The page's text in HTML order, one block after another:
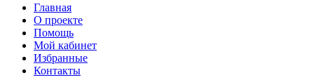
Главная
О проекте
Помощь
Мой кабинет
Избранные
Контакты